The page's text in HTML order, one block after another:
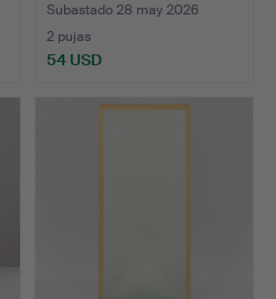
Subastado 28 may 2026
2 pujas
54 USD